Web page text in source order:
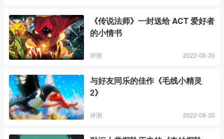
《传说法师》一封送给 ACT 爱好者
的小情书
评测 2022-08-30
与好友同乐的佳作《毛线小精灵
2》
评测 2022-08-30